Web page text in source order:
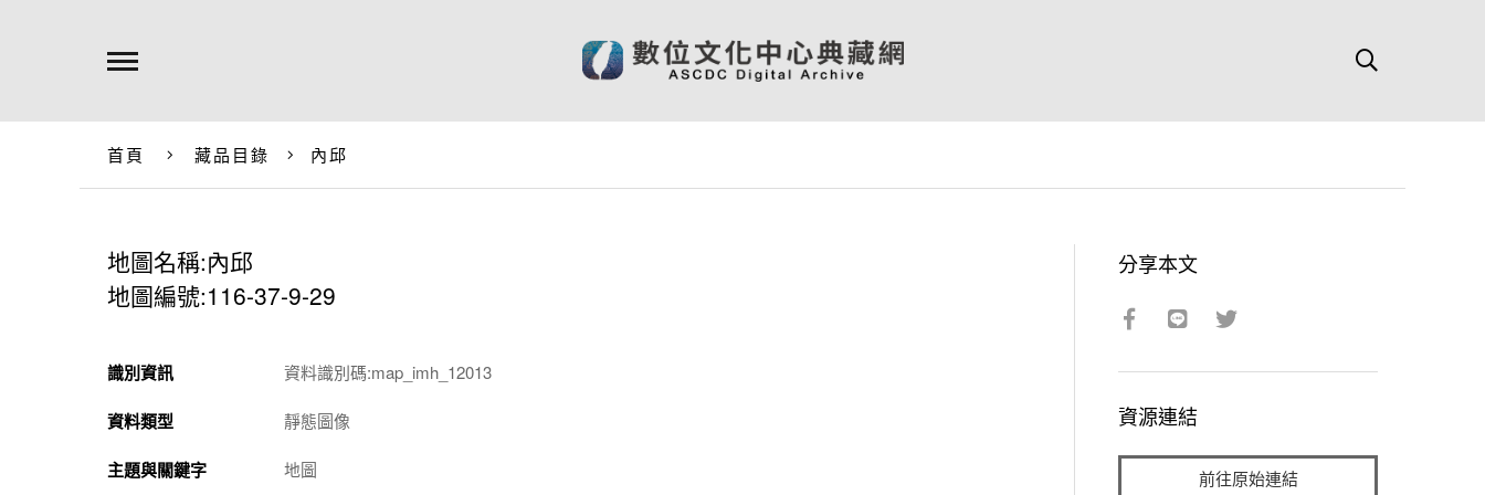
首頁 藏品目錄 內邱
地圖名稱:內邱
地圖編號:116-37-9-29
識別資訊 資料識別碼:map_imh_12013
資料類型 靜態圖像
主題與關鍵字 地圖
分享本文
資源連結
前往原始連結